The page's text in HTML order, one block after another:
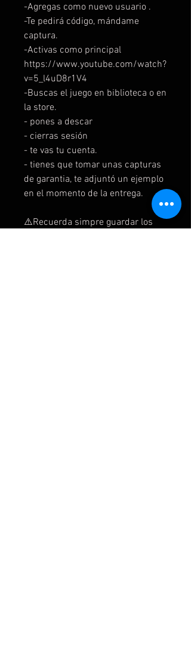
-Agregas como nuevo usuario .
-Te pedirá código, mándame
captura.
-Activas como principal
https://www.youtube.com/watch?
v=5_l4uD8r1V4
-Buscas el juego en biblioteca o en
la store.
- pones a descar
- cierras sesión
- te vas tu cuenta.
- tienes que tomar unas capturas
de garantia, te adjuntó un ejemplo
en el momento de la entrega.
⚠️Recuerda simpre guardar los